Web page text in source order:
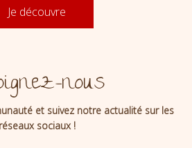
Je découvre
nous
et suivez notre actualité sur les
réseaux sociaux !